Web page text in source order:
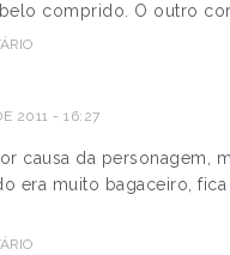
comprido. O outro
2011 - 16:27
causa da personagem,
era muito bagaceiro,